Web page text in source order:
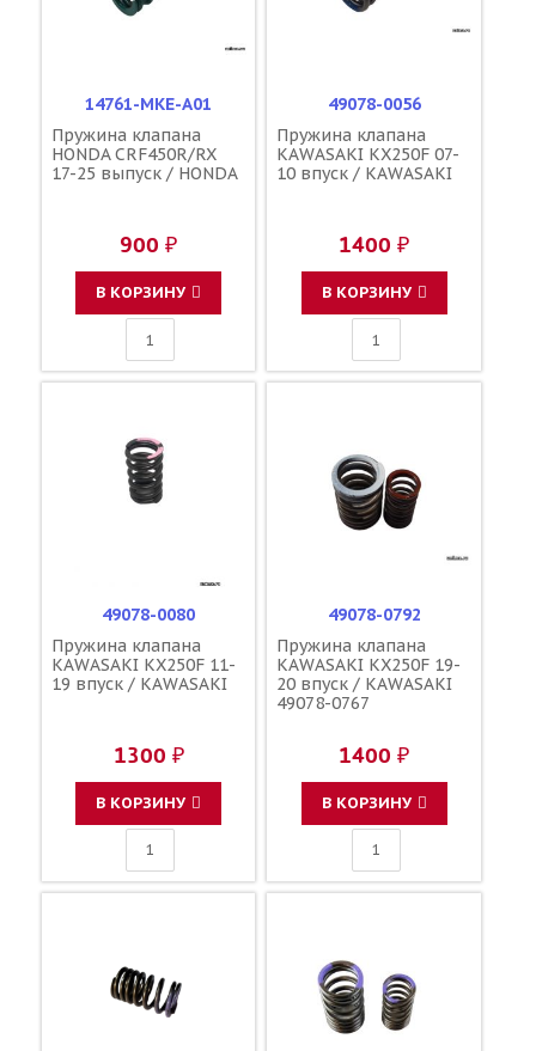
14761-MKE-A01
Пружина клапана
HONDA CRF450R/RX
17-25 выпуск / HONDA
900 ₽
В КОРЗИНУ
49078-0056
Пружина клапана
KAWASAKI KX250F 07-
10 впуск / KAWASAKI
1400 ₽
В КОРЗИНУ
49078-0080
Пружина клапана
KAWASAKI KX250F 11-
19 впуск / KAWASAKI
1300 ₽
В КОРЗИНУ
49078-0792
Пружина клапана
KAWASAKI KX250F 19-
20 впуск / KAWASAKI
49078-0767
1400 ₽
В КОРЗИНУ